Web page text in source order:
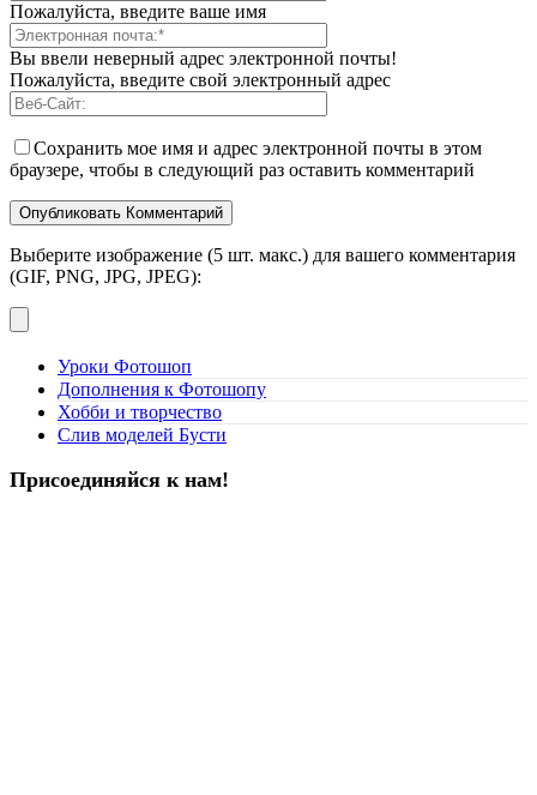
Пожалуйста, введите ваше имя
Вы ввели неверный адрес электронной почты!
Пожалуйста, введите свой электронный адрес
Сохранить мое имя и адрес электронной почты в этом
браузере, чтобы в следующий раз оставить комментарий
Выберите изображение (5 шт. макс.) для вашего комментария
(GIF, PNG, JPG, JPEG):
Уроки Фотошоп
Дополнения к Фотошопу
Хобби и творчество
Слив моделей Бусти
Присоединяйся к нам!